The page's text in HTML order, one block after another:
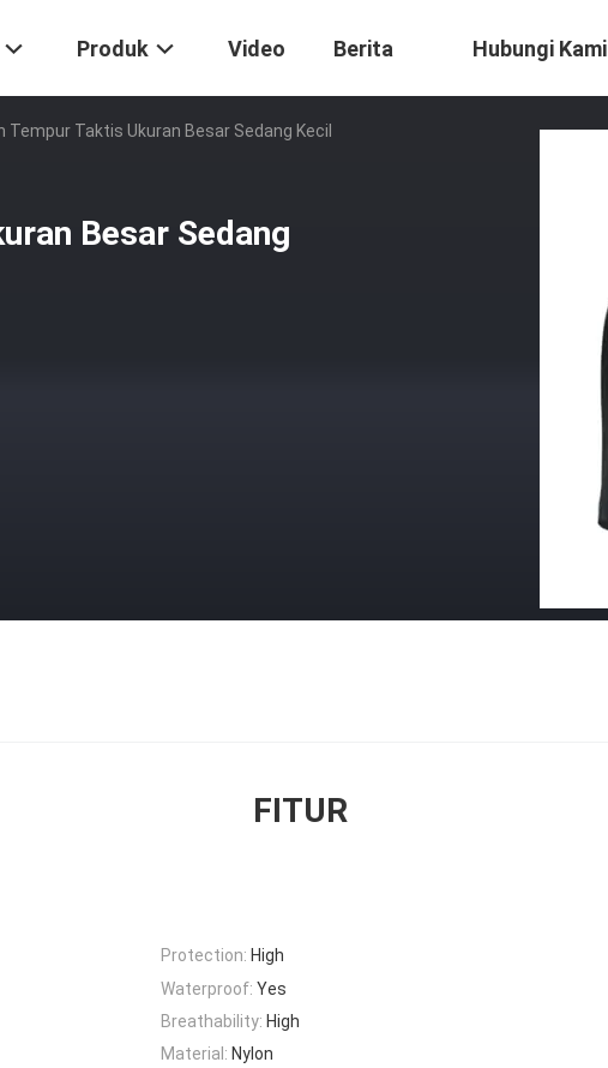
Produk Video Berita Hubungi Kami
Tempur Taktis Ukuran Besar Sedang Kecil
Besar Sedang
FITUR
Protection: High
Waterproof: Yes
Breathability: High
Material: Nylon